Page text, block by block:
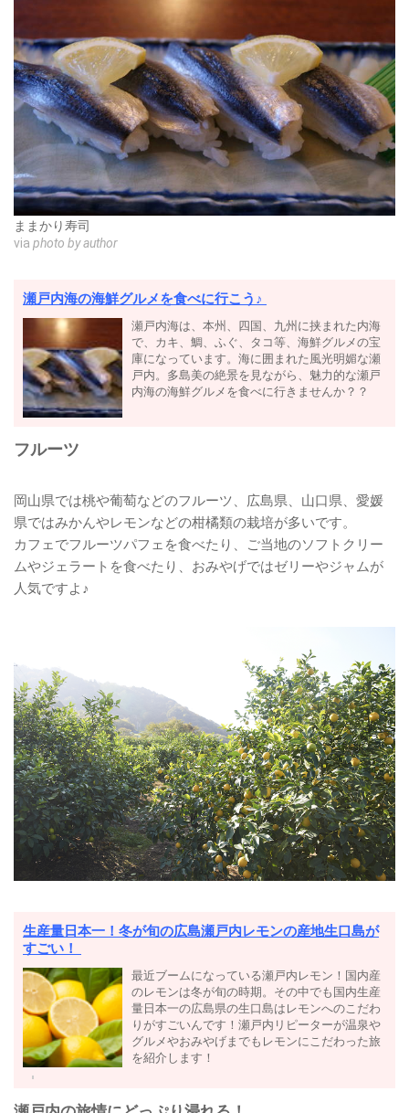
ままかり寿司
via photo by author
瀬戸内海の海鮮グルメを食べに行こう♪
瀬戸内海は、本州、四国、九州に挟まれた内海
で、カキ、鯛、ふぐ、タコ等、海鮮グルメの宝
庫になっています。海に囲まれた風光明媚な瀬
戸内。多島美の絶景を見ながら、魅力的な瀬戸
内海の海鮮グルメを食べに行きませんか？？
フルーツ
岡山県では桃や葡萄などのフルーツ、広島県、山口県、愛媛
県ではみかんやレモンなどの柑橘類の栽培が多いです。
カフェでフルーツパフェを食べたり、ご当地のソフトクリー
ムやジェラートを食べたり、おみやげではゼリーやジャムが
人気ですよ♪
生産量日本一！冬が旬の広島瀬戸内レモンの産地生口島が
すごい！
最近ブームになっている瀬戸内レモン！国内産
のレモンは冬が旬の時期。その中でも国内生産
量日本一の広島県の生口島はレモンへのこだわ
りがすごいんです！瀬戸内リピーターが温泉や
グルメやおみやげまでもレモンにこだわった旅
を紹介します！